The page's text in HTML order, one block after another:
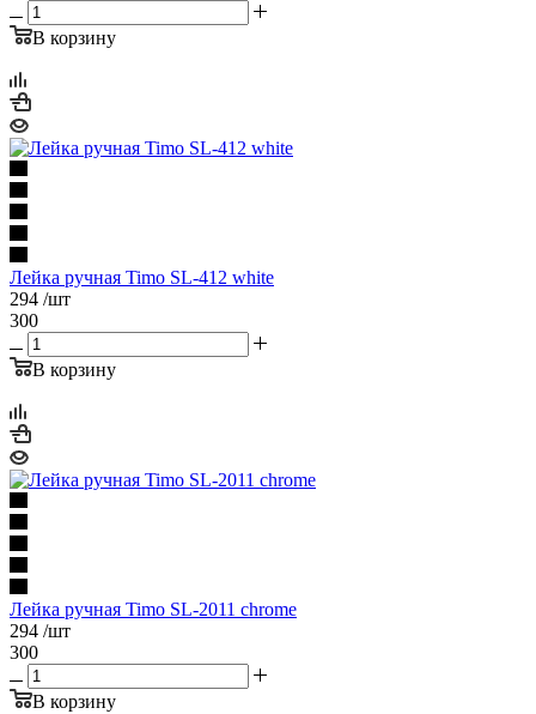
В корзину
Лейка ручная Timo SL-412 white
294 /шт
300
В корзину
Лейка ручная Timo SL-2011 chrome
294 /шт
300
В корзину